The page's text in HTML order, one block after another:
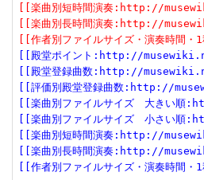
[[楽曲別短時間演奏:http://
[[楽曲別長時間演奏:http://
[[作者別ファイルサイズ・演奏
[[殿堂ポイント:http://
[[殿堂登録曲数:http://
[[評価別殿堂登録曲数:http://
[[楽曲別ファイルサイズ　大き
[[楽曲別ファイルサイズ　小さ
[[楽曲別短時間演奏:http://
[[楽曲別長時間演奏:http://
[[作者別ファイルサイズ・演奏